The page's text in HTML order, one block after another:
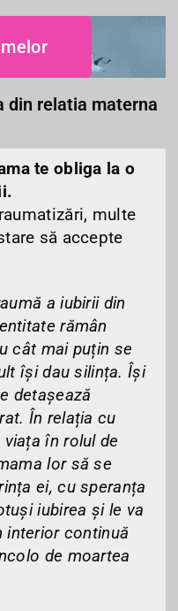
din relatia materna
te obliga la o
multe
să accepte
a iubirii din
rămân
cât mai puțin se
își dau silința. Își
detașează
În relația cu
în rolul de
lor să se
ei, cu speranța
iubirea și le va
interior continuă
de moartea